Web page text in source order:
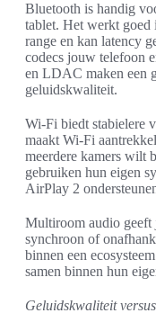
Bluetooth is handig
tablet. Het werkt goed
range en kan latency
codecs jouw telefoon
en LDAC maken een
geluidskwaliteit.
Wi‑Fi biedt stabielere
maakt Wi‑Fi
meerdere kamers wilt
gebruiken hun eigen
AirPlay 2
Multiroom audio geeft
synchroon of
binnen een
samen binnen hun
Geluidskwaliteit